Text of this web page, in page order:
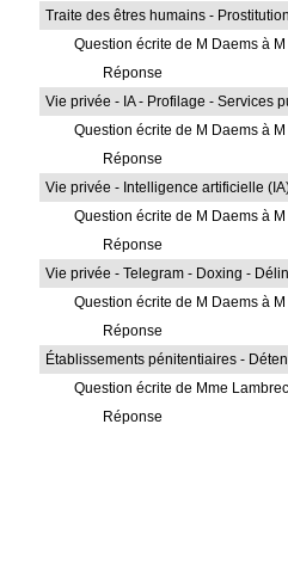
Traite des êtres humains -
Question écrite de M Daems à
Réponse
Vie privée - IA - Profilage - Services
Question écrite de M Daems à
Réponse
Vie privée - Intelligence artificielle
Question écrite de M Daems à
Réponse
Vie privée - Telegram - Doxing -
Question écrite de M Daems à
Réponse
Établissements pénitentiaires -
Question écrite de Mme
Réponse